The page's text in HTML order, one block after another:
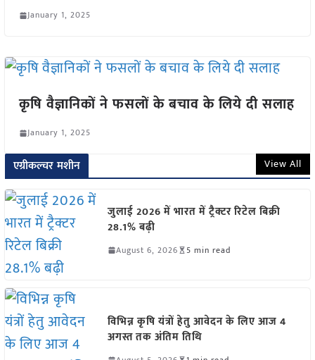
January 1, 2025
कृषि वैज्ञानिकों ने फसलों के बचाव के लिये दी सलाह
January 1, 2025
एग्रीकल्चर मशीन View All
जुलाई 2026 में भारत में ट्रैक्टर रिटेल बिक्री
28.1% बढ़ी
August 6, 2026 5 min read
विभिन्न कृषि यंत्रों हेतु आवेदन के लिए आज 4
अगस्त तक अंतिम तिथि